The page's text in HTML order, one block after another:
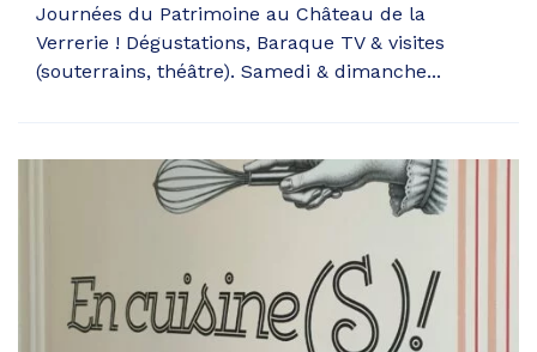
Journées du Patrimoine au Château de la
Verrerie ! Dégustations, Baraque TV & visites
(souterrains, théâtre). Samedi & dimanche...